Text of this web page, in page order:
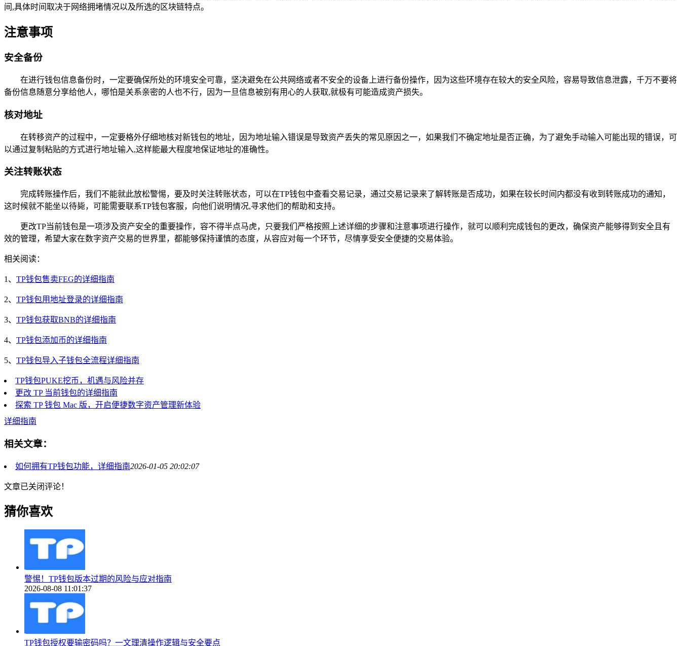
间,具体时间取决于网络拥堵情况以及所选的区块链特点。
注意事项
安全备份
在进行钱包信息备份时，一定要确保所处的环境安全可靠，坚决避免在公共网络或者不安全的设备上进行备份操作，因为这些环境存在较大的安全风险，容易导致信息泄露，千万不要将
备份信息随意分享给他人，哪怕是关系亲密的人也不行，因为一旦信息被别有用心的人获取,就极有可能造成资产损失。
核对地址
在转移资产的过程中，一定要格外仔细地核对新钱包的地址，因为地址输入错误是导致资产丢失的常见原因之一，如果我们不确定地址是否正确，为了避免手动输入可能出现的错误，可
以通过复制粘贴的方式进行地址输入,这样能最大程度地保证地址的准确性。
关注转账状态
完成转账操作后，我们不能就此放松警惕，要及时关注转账状态，可以在TP钱包中查看交易记录，通过交易记录来了解转账是否成功，如果在较长时间内都没有收到转账成功的通知，
这时候就不能坐以待毙，可能需要联系TP钱包客服，向他们说明情况,寻求他们的帮助和支持。
更改TP当前钱包是一项涉及资产安全的重要操作，容不得半点马虎，只要我们严格按照上述详细的步骤和注意事项进行操作，就可以顺利完成钱包的更改，确保资产能够得到安全且有
效的管理，希望大家在数字资产交易的世界里，都能够保持谨慎的态度，从容应对每一个环节，尽情享受安全便捷的交易体验。
相关阅读：
1、 TP钱包售卖FEG的详细指南
2、 TP钱包用地址登录的详细指南
3、 TP钱包获取BNB的详细指南
4、 TP钱包添加币的详细指南
5、 TP钱包导入子钱包全流程详细指南
TP钱包PUKE挖币，机遇与风险并存
更改 TP 当前钱包的详细指南
探索 TP 钱包 Mac 版，开启便捷数字资产管理新体验
详细指南
相关文章：
如何拥有TP钱包功能，详细指南2026-01-05 20:02:07
文章已关闭评论！
猜你喜欢
警惕！TP钱包版本过期的风险与应对指南
2026-08-08 11:01:37
TP钱包授权要输密码吗？一文理清操作逻辑与安全要点